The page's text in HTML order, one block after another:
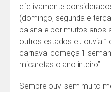
efetivamente
(domingo, segunda e
baiana e por muitos anos
outros estados eu ouvia ”
carnaval começa 1
micaretas o ano inteiro” .
Sempre ouvi sem muito